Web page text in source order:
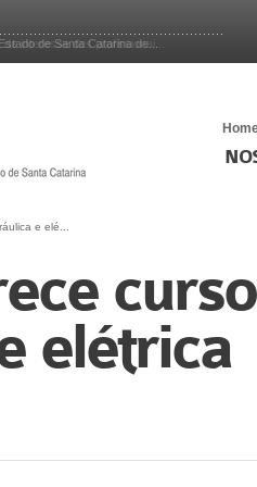
interesse dos profissionai...
de Santa Catarina de...
e elé...
elétrica